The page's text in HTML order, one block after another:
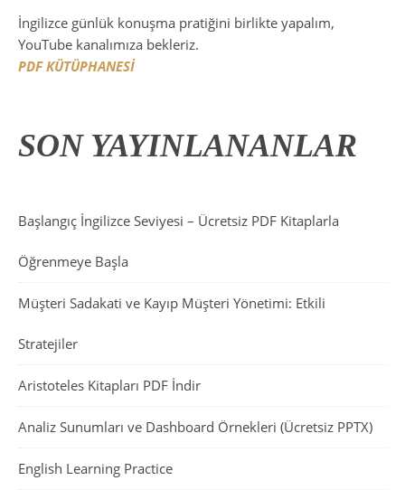
İngilizce günlük konuşma pratiğini birlikte yapalım,
YouTube kanalımıza bekleriz.
PDF KÜTÜPHANESİ
SON YAYINLANANLAR
Başlangıç İngilizce Seviyesi – Ücretsiz PDF Kitaplarla
Öğrenmeye Başla
Müşteri Sadakati ve Kayıp Müşteri Yönetimi: Etkili
Stratejiler
Aristoteles Kitapları PDF İndir
Analiz Sunumları ve Dashboard Örnekleri (Ücretsiz PPTX)
English Learning Practice